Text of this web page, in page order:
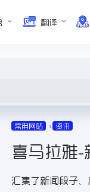
翻译
常用网站 资讯
喜马拉雅-
汇集了新闻段子